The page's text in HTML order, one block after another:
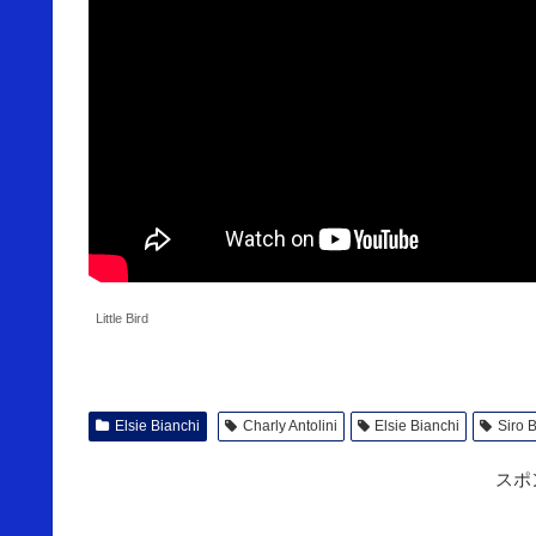
Little Bird
Elsie Bianchi Charly Antolini Elsie Bianchi Siro
ス